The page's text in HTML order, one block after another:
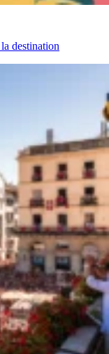
destination